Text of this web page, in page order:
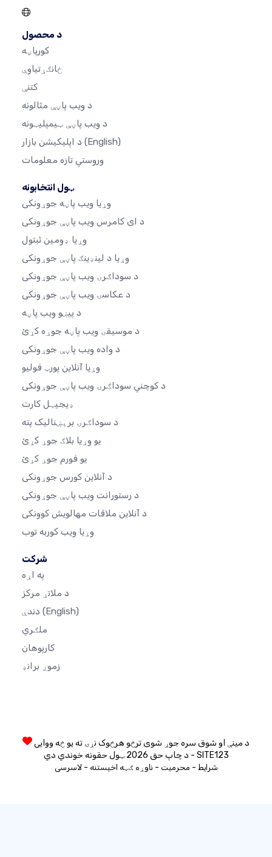
د محصول
کورپاڼه
ځانګړتیاوې
کتنې
د ویب پاڼې مثالونه
د ویب پاڼې ټیمپلیټونه
(English)
وروستي تازه معلومات
ټول انتخابونه
وړیا ویب پاڼه جوړونکی
د ای کامرس ویب پاڼې جوړونکی
وړیا ډومین ثبتول
وړیا د لینډینګ پاڼې جوړونکی
د سوداګرۍ ویب پاڼې جوړونکی
د عکاسۍ ویب پاڼې جوړونکی
د پیښو ویب پاڼه
د موسیقۍ ویب پاڼه جوړه کړئ
د واده ویب پاڼې جوړونکی
وړیا آنلاین پورټ فولیو
د کوچني سوداګرۍ ویب پاڼې جوړونکی
ډیجیټل کارت
د سوداګرۍ برېښنالیک پته
یو وړیا بلاګ جوړ کړئ
یو فورم جوړ کړئ
د آنلاین کورس جوړونکی
د رستورانت ویب پاڼې جوړونکی
د آنلاین ملاقات مهالویش کوونکی
وړیا ویب کوربه توب
شرکت
په اړه
د ملاتړ مرکز
(English)
ملګري
کارپوهان
زموږ برانډ
د مینې او شوق سره جوړ شوی ترڅو هرڅوک نړۍ ته یو څه ووایی
د چاپ حق 2026 ټول حقونه خوندي دي - SITE123
شرایط - محرمیت - ناوړه ګټه اخیستنه - لاسرسی